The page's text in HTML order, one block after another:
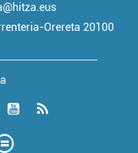
Orereta 20100